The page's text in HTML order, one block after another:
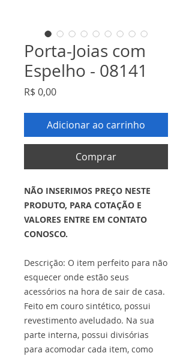
Porta-Joias com
Espelho - 08141
R$ 0,00Preço
Adicionar ao carrinho
Comprar
NÃO INSERIMOS PREÇO NESTE
PRODUTO, PARA COTAÇÃO E
VALORES ENTRE EM CONTATO
CONOSCO.
Descrição: O item perfeito para não
esquecer onde estão seus
acessórios na hora de sair de casa.
Feito em couro sintético, possui
revestimento aveludado. Na sua
parte interna, possui divisórias
para acomodar cada item, como